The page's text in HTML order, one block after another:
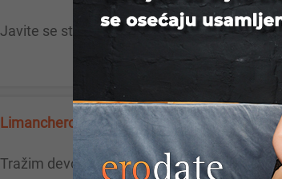
Javite se starije dame koje zelite dobar
Limanchero, 44 Novi Sad
Tražim devojku/damu za diskretno